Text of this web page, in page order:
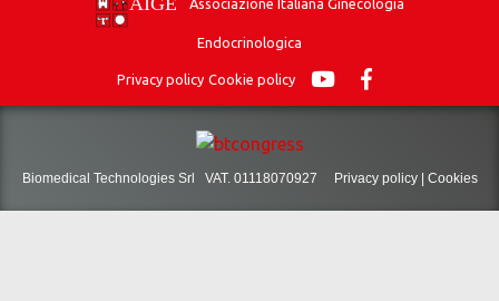
Endocrinologica
Privacy policy Cookie policy
Biomedical Technologies Srl VAT. 01118070927 Privacy policy| Cookies